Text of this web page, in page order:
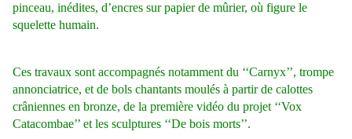
pinceau, inédites, d’encres sur papier de mûrier, où figure le
squelette humain.
Ces travaux sont accompagnés notamment du ‘‘Carnyx’’, trompe
annonciatrice, et de bols chantants moulés à partir de calottes
crâniennes en bronze, de la première vidéo du projet ‘‘Vox
Catacombae’’ et les sculptures ‘‘De bois morts’’.